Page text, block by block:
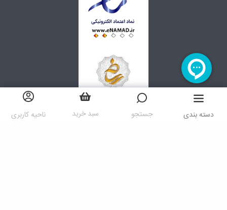
دسته بندی جستجو سبد خرید ناحیه کاربری